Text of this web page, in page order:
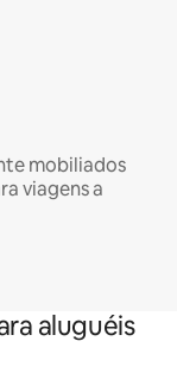
mobiliados
viagens a
aluguéis